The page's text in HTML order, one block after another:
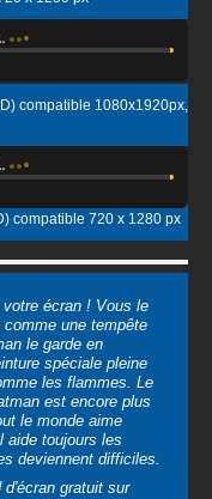
compatible 1080x1920px,
compatible 720 x 1280 px
écran ! Vous le
une tempête
le garde en
spéciale pleine
les flammes. Le
le monde aime
aide toujours les
deviennent difficiles.
gratuit sur
HD pour PC de
marques populaires
Lenovo
Acer, MSI,